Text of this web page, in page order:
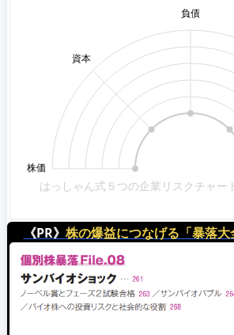
《PR》 株の爆益につなげる「暴落大